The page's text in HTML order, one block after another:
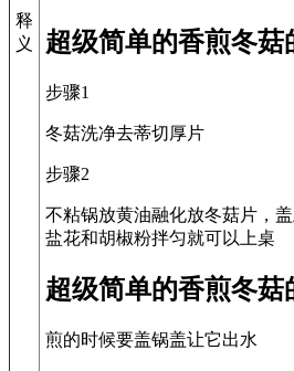
释
义
超级简单的香煎冬菇
步骤1
冬菇洗净去蒂切厚片
步骤2
不粘锅放黄油融化放冬菇片，
盐花和胡椒粉拌匀就可以上桌
超级简单的香煎冬菇
煎的时候要盖锅盖让它出水